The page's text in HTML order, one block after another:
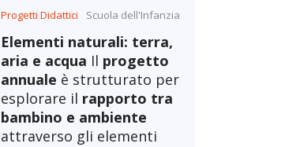
Progetti Didattici Scuola dell'Infanzia
Elementi naturali: terra,
aria e acqua Il progetto
annuale è strutturato per
esplorare il rapporto tra
bambino e ambiente
attraverso gli elementi